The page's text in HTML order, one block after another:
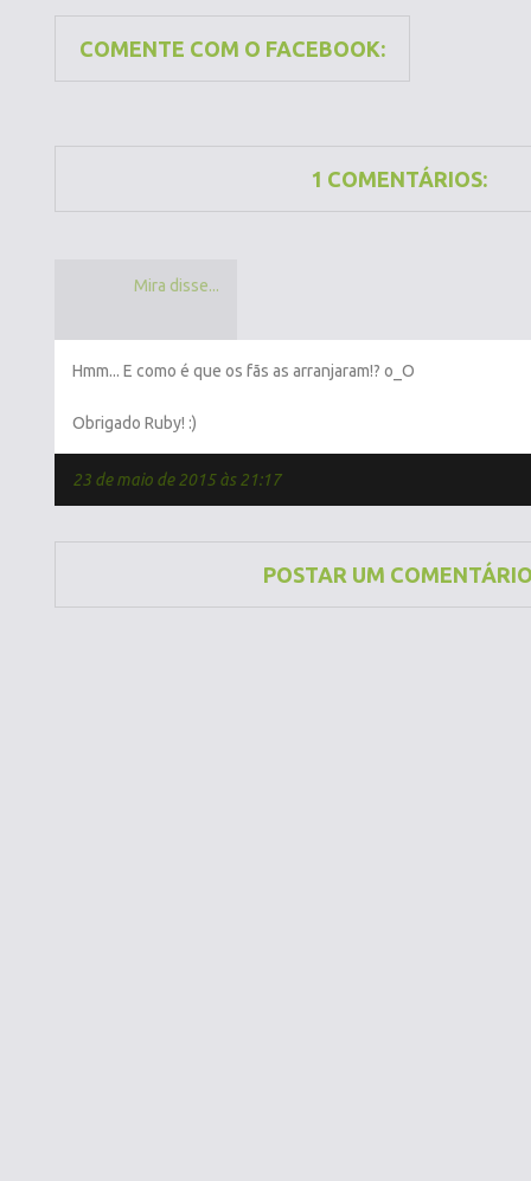
COMENTE COM O FACEBOOK:
1 COMENTÁRIOS:
Mira disse...
Hmm... E como é que os fãs as arranjaram!? o_O
Obrigado Ruby! :)
23 de maio de 2015 às 21:17
POSTAR UM